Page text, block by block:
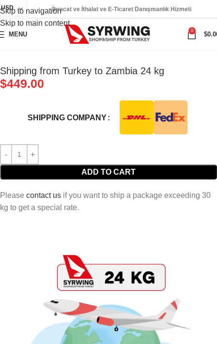
Skip to navigation
Skip to main content
USD İhracat ve İthalat ve E-Ticaret Danışmanlık Hizmeti
MENU
0
$
Shipping from Turkey to Zambia 24 kg
$449.00
SHIPPING COMPANY
ADD TO CART
Please contact us if you want to ship a package exceeding 30
kg to get a special rate.